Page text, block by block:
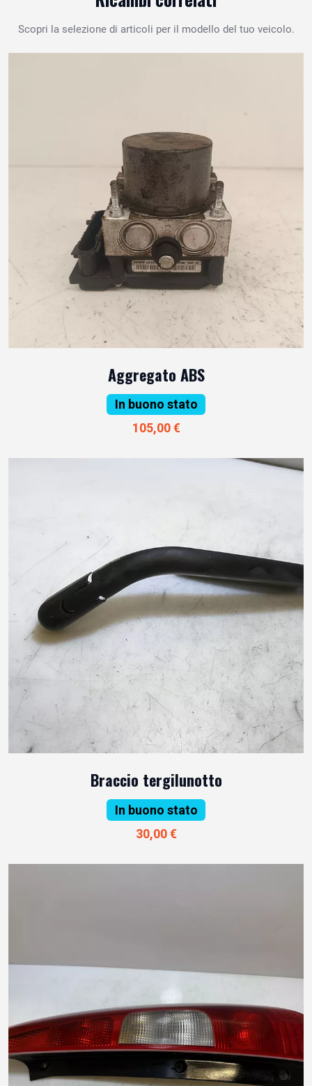
Scopri la selezione di articoli per il modello del tuo veicolo.
Aggregato ABS
In buono stato
105,00 €
Braccio tergilunotto
In buono stato
30,00 €